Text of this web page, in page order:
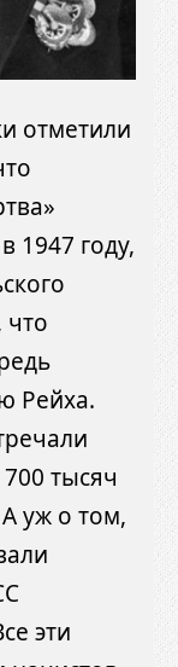
отметили
1947 году,
что
Рейха.
тысяч
уж о том,
эти